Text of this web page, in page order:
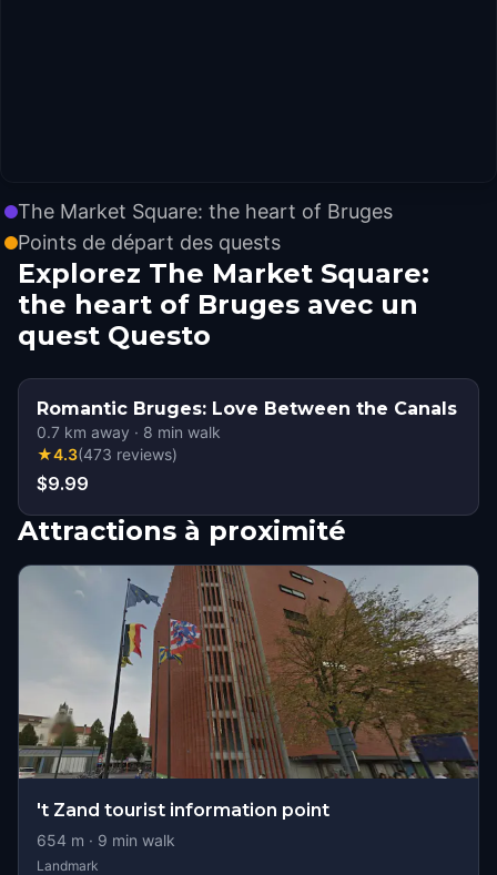
The Market Square: the heart of Bruges
Points de départ des quests
Explorez The Market Square:
the heart of Bruges avec un
quest Questo
Romantic Bruges: Love Between the Canals
0.7 km away · 8 min walk
★4.3(473 reviews)
$9.99
Attractions à proximité
't Zand tourist information point
654 m · 9 min walk
Landmark